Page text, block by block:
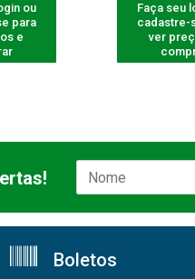
ou
para
e
Faça seu
cadastre-
ver
Boletos